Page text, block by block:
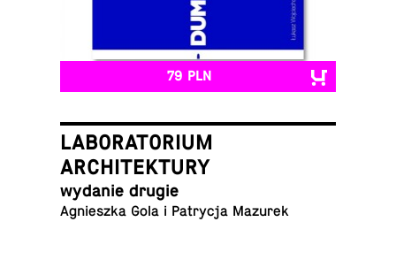
79 PLN
LABORATORIUM
ARCHITEKTURY
wydanie drugie
Ag­nieszka Gola i Pa­trycja Mazurek